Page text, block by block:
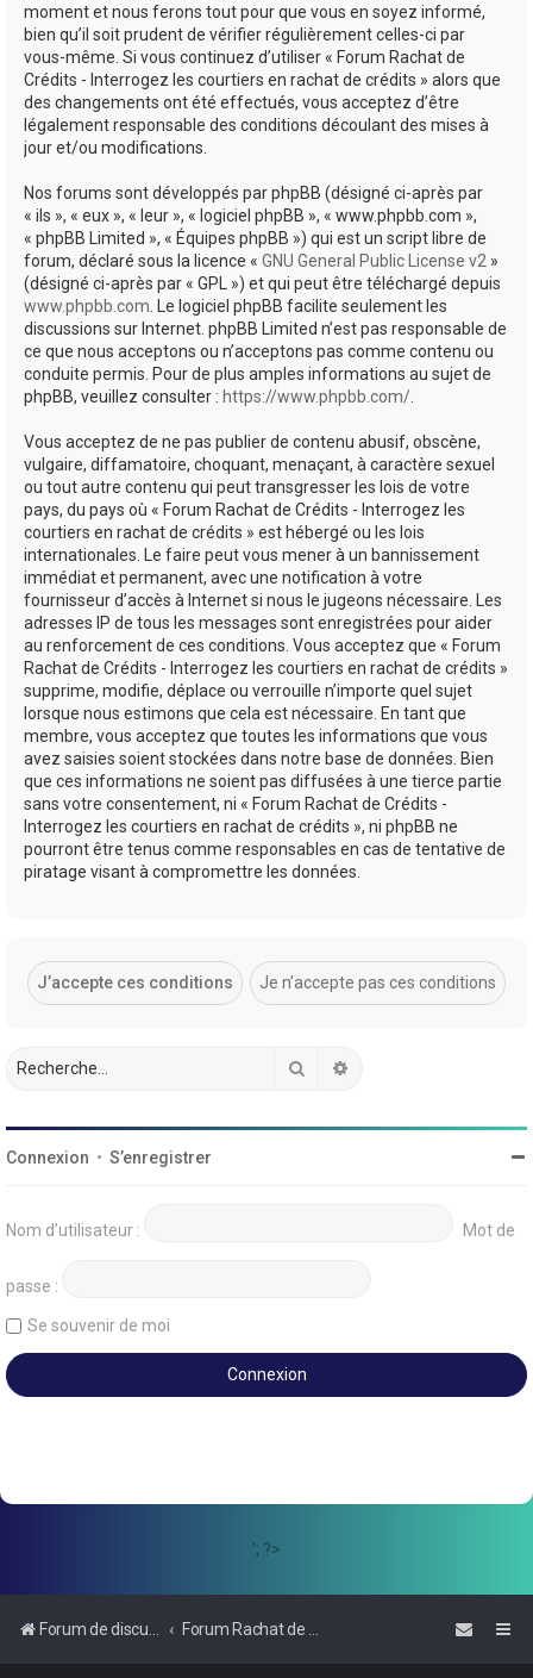
moment et nous ferons tout pour que vous en soyez informé,
bien qu’il soit prudent de vérifier régulièrement celles-ci par
vous-même. Si vous continuez d’utiliser « Forum Rachat de
Crédits - Interrogez les courtiers en rachat de crédits » alors que
des changements ont été effectués, vous acceptez d’être
légalement responsable des conditions découlant des mises à
jour et/ou modifications.
Nos forums sont développés par phpBB (désigné ci-après par
« ils », « eux », « leur », « logiciel phpBB », « www.phpbb.com »,
« phpBB Limited », « Équipes phpBB ») qui est un script libre de
forum, déclaré sous la licence « GNU General Public License v2 »
(désigné ci-après par « GPL ») et qui peut être téléchargé depuis
www.phpbb.com . Le logiciel phpBB facilite seulement les
discussions sur Internet. phpBB Limited n’est pas responsable de
ce que nous acceptons ou n’acceptons pas comme contenu ou
conduite permis. Pour de plus amples informations au sujet de
phpBB, veuillez consulter : https://www.phpbb.com/
Vous acceptez de ne pas publier de contenu abusif, obscène,
vulgaire, diffamatoire, choquant, menaçant, à caractère sexuel
ou tout autre contenu qui peut transgresser les lois de votre
pays, du pays où « Forum Rachat de Crédits - Interrogez les
courtiers en rachat de crédits » est hébergé ou les lois
internationales. Le faire peut vous mener à un bannissement
immédiat et permanent, avec une notification à votre
fournisseur d’accès à Internet si nous le jugeons nécessaire. Les
adresses IP de tous les messages sont enregistrées pour aider
au renforcement de ces conditions. Vous acceptez que « Forum
Rachat de Crédits - Interrogez les courtiers en rachat de crédits »
supprime, modifie, déplace ou verrouille n’importe quel sujet
lorsque nous estimons que cela est nécessaire. En tant que
membre, vous acceptez que toutes les informations que vous
avez saisies soient stockées dans notre base de données. Bien
que ces informations ne soient pas diffusées à une tierce partie
sans votre consentement, ni « Forum Rachat de Crédits -
Interrogez les courtiers en rachat de crédits », ni phpBB ne
pourront être tenus comme responsables en cas de tentative de
piratage visant à compromettre les données.
Rechercher
Connexion • S’enregistrer
Nom d’utilisateur : Mot de
passe :
Se souvenir de moi
'; ?>
Forum de discussions sur le Regroupement de Crédits et le Rachat de Crédits